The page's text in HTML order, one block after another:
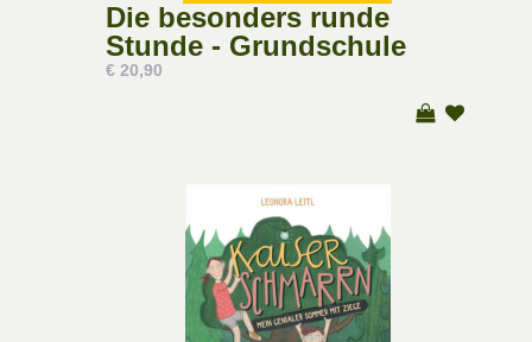
Die besonders runde
Stunde - Grundschule
€ 20,90